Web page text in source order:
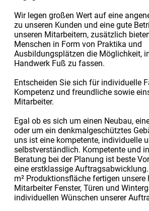
Wir legen großen Wert auf eine
zu unseren Kunden und eine gute
unseren Mitarbeitern, zusätzlich
Menschen in Form von Praktika und
Ausbildungsplätzen die Möglichkeit,
Handwerk Fuß zu fassen.
Entscheiden Sie sich für individuelle
Kompetenz und freundliche sowie
Mitarbeiter.
Egal ob es sich um einen Neubau,
oder um ein denkmalgeschütztes
uns ist eine kompetente, individuelle
selbstverständlich. Kompetente und
Beratung bei der Planung ist beste
eine erstklassige
m² Produktionsfläche fertigen
Mitarbeiter Fenster, Türen und
individuellen Wünschen unserer